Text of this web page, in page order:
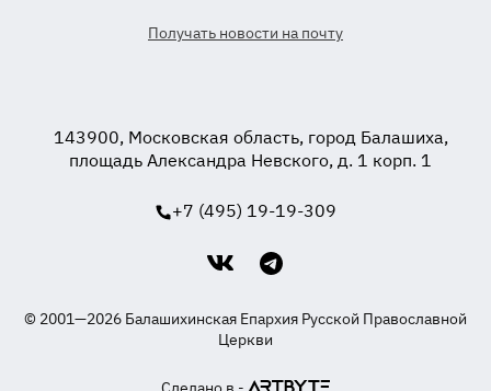
Получать новости на почту
143900, Московская область, город Балашиха,
площадь Александра Невского, д. 1 корп. 1
+7 (495) 19-19-309
© 2001—2026 Балашихинская Епархия Русской Православной
Церкви